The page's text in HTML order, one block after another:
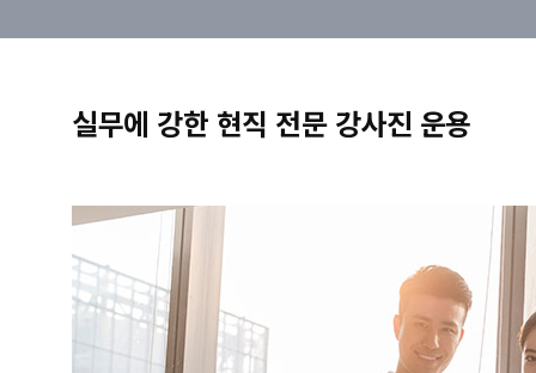
실무에 강한 현직 전문 강사진 운용